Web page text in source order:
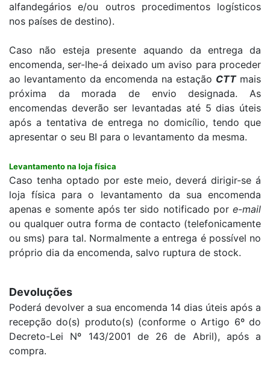
alfandegários e/ou outros procedimentos logísticos
nos países de destino).
Caso não esteja presente aquando da entrega da
encomenda, ser-lhe-á deixado um aviso para proceder
ao levantamento da encomenda na estação CTTmais
próxima da morada de envio designada. As
encomendas deverão ser levantadas até 5 dias úteis
após a tentativa de entrega no domicílio, tendo que
apresentar o seu BI para o levantamento da mesma.
Levantamento na loja física
Caso tenha optado por este meio, deverá dirigir-se á
loja física para o levantamento da sua encomenda
apenas e somente após ter sido notificado por e-mail
ou qualquer outra forma de contacto (telefonicamente
ou sms) para tal. Normalmente a entrega é possível no
próprio dia da encomenda, salvo ruptura de stock.
Devoluções
Poderá devolver a sua encomenda 14 dias úteis após a
recepção do(s) produto(s) (conforme o Artigo 6º do
Decreto-Lei Nº 143/2001 de 26 de Abril), após a
compra.